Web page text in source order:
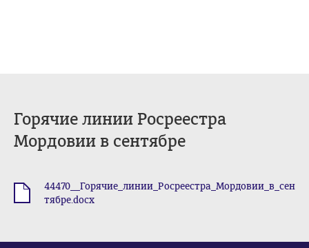
Горячие линии Росреестра
Мордовии в сентябре
44470__Горячие_линии_Росреестра_Мордовии_в_сен
тябре.docx